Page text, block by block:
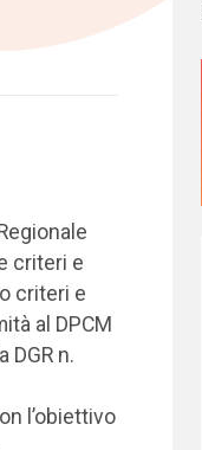
criteri e
criteri e
al DPCM
DGR n.
l’obiettivo